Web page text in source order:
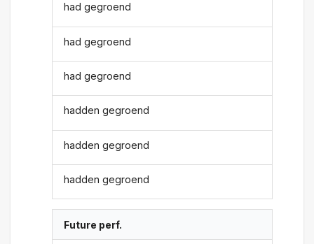
had gegroend
had gegroend
had gegroend
hadden gegroend
hadden gegroend
hadden gegroend
Future perf.